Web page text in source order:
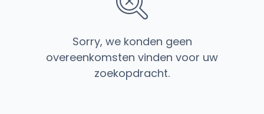
Sorry, we konden geen
overeenkomsten vinden voor uw
zoekopdracht.